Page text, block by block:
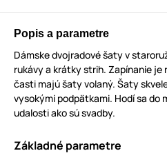
Popis a parametre
Dámske dvojradové šaty v
rukávy a krátky strih. Zapínanie je
časti majú šaty volaný. Šaty
vysokými podpätkami. Hodí sa do
udalosti ako sú svadby.
Základné parametre